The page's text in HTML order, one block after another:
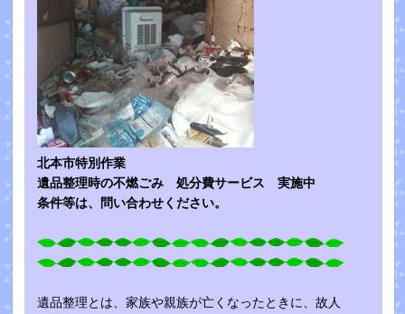
北本市特別作業
遺品整理時の不燃ごみ 処分費サービス 実施中
条件等は、問い合わせください。
遺品整理とは、家族や親族が亡くなったときに、故人